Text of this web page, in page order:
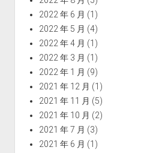
2022 年 6 月 (1)
2022 年 5 月 (4)
2022 年 4 月 (1)
2022 年 3 月 (1)
2022 年 1 月 (9)
2021 年 12 月 (1)
2021 年 11 月 (5)
2021 年 10 月 (2)
2021 年 7 月 (3)
2021 年 6 月 (1)